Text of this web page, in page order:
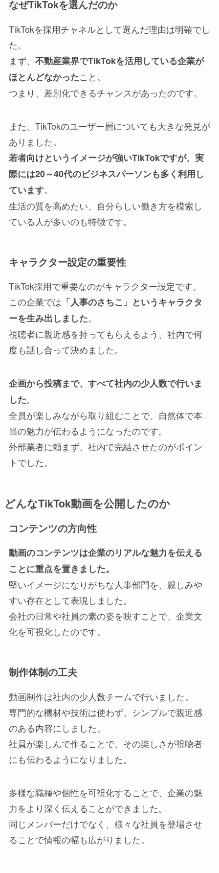
なぜTikTokを選んだのか
TikTokを採用チャネルとして選んだ理由は明確でし
た。
まず、 不動産業界でTikTokを活用している企業が
ほとんどなかったこと。
つまり、差別化できるチャンスがあったのです。
また、TikTokのユーザー層についても大きな発見が
ありました。
若者向けというイメージが強いTikTokですが、実
際には20～40代のビジネスパーソンも多く利用し
ています。
生活の質を高めたい、自分らしい働き方を模索し
ている人が多いのも特徴です。
キャラクター設定の重要性
TikTok採用で重要なのがキャラクター設定です。
この企業では 「人事のさちこ」というキャラクタ
ーを生み出しました。
視聴者に親近感を持ってもらえるよう、社内で何
度も話し合って決めました。
企画から投稿まで、すべて社内の少人数で行いま
した。
全員が楽しみながら取り組むことで、自然体で本
当の魅力が伝わるようになったのです。
外部業者に頼まず、社内で完結させたのがポイン
トでした。
どんなTikTok動画を公開したのか
コンテンツの方向性
動画のコンテンツは企業のリアルな魅力を伝える
ことに重点を置きました。
堅いイメージになりがちな人事部門を、親しみや
すい存在として表現しました。
会社の日常や社員の素の姿を映すことで、企業文
化を可視化したのです。
制作体制の工夫
動画制作は社内の少人数チームで行いました。
専門的な機材や技術は使わず、シンプルで親近感
のある内容にしました。
社員が楽しんで作ることで、その楽しさが視聴者
にも伝わるようになりました。
多様な職種や個性を可視化することで、企業の魅
力をより深く伝えることができました。
同じメンバーだけでなく、様々な社員を登場させ
ることで情報の幅も広がりました。